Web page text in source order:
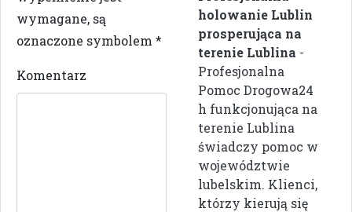
wymagane, są
oznaczone symbolem *
Komentarz
holowanie Lublin
prosperująca na
terenie Lublina -
Profesjonalna
Pomoc Drogowa24
h funkcjonująca na
terenie Lublina
świadczy pomoc w
województwie
lubelskim. Klienci,
którzy kierują się